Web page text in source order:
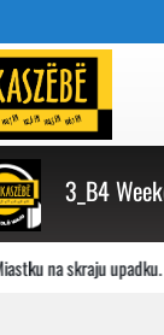
3_B4
skraju upadku. Co